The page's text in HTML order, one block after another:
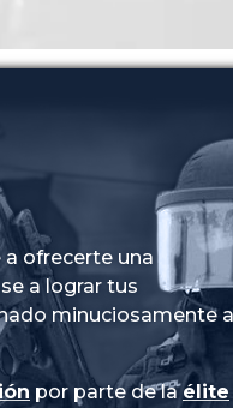
ofrecerte una
a lograr tus
minuciosamente a
por parte de laélite